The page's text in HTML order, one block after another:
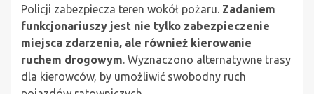
Policji zabezpiecza teren wokół pożaru. Zadaniem
funkcjonariuszy jest nie tylko zabezpieczenie
miejsca zdarzenia, ale również kierowanie
ruchem drogowym. Wyznaczono alternatywne trasy
dla kierowców, by umożliwić swobodny ruch